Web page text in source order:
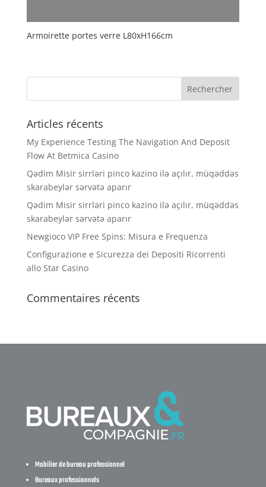
Armoirette portes verre L80xH166cm
Articles récents
My Experience Testing The Navigation And Deposit
Flow At Betmica Casino
Qədim Misir sirrləri pinco kazino ilə açılır, müqəddəs
skarabeylər sərvətə aparır
Qədim Misir sirrləri pinco kazino ilə açılır, müqəddəs
skarabeylər sərvətə aparır
Newgioco VIP Free Spins: Misura e Frequenza
Configurazione e Sicurezza dei Depositi Ricorrenti
allo Star Casino
Commentaires récents
Mobilier de bureau professionnel
Bureaux professionnels